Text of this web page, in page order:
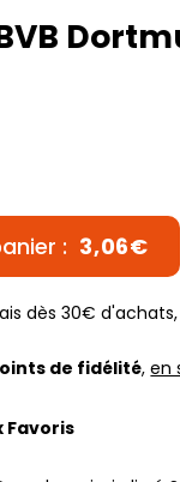
: 3,06€
dès 30€
de fidélité,en
Favoris